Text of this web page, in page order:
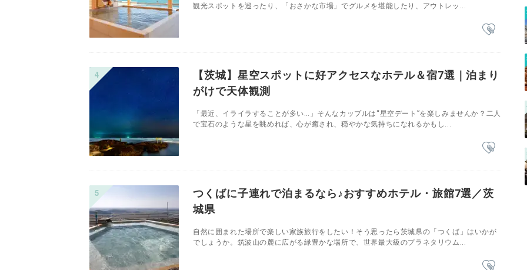
観光スポットを巡ったり、「おさかな市場」でグルメを堪能したり、アウトレッ...
【茨城】星空スポットに好アクセスなホテル＆宿7選｜泊まり
がけで天体観測
「最近、イライラすることが多い…」そんなカップルは“星空デート”を楽しみませんか？二人
で宝石のような星を眺めれば、心が癒され、穏やかな気持ちになれるかもし...
つくばに子連れで泊まるなら♪おすすめホテル・旅館7選／茨
城県
自然に囲まれた場所で楽しい家族旅行をしたい！そう思ったら茨城県の「つくば」はいかが
でしょうか。筑波山の麓に広がる緑豊かな場所で、世界最大級のプラネタリウム...